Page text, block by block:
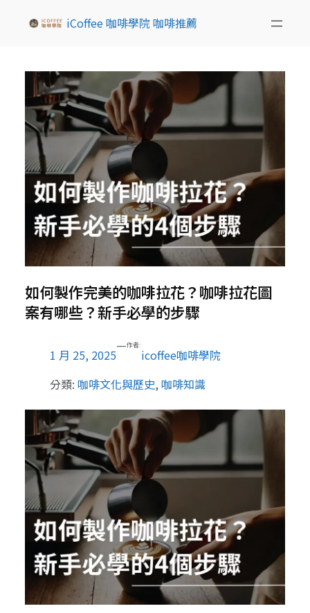
iCoffee 咖啡學院 咖啡推薦
如何製作完美的咖啡拉花？咖啡拉花圖
案有哪些？新手必學的步驟
1 月 25, 2025
—作者:
icoffee咖啡學院
分類: 咖啡文化與歷史, 咖啡知識